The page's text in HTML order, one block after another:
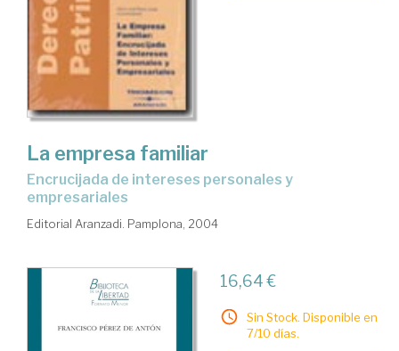
La empresa familiar
encrucijada de intereses personales y
empresariales
Editorial Aranzadi. Pamplona, 2004
16,64 €
Sin Stock. Disponible en
7/10 días.